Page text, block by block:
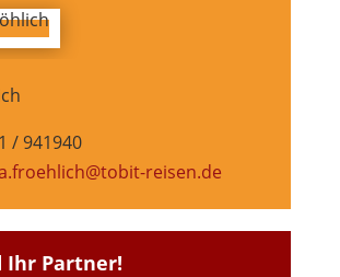
/ 941940
reisen.de
Ihr Partner!